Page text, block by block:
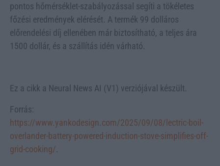
pontos hőmérséklet-szabályozással segíti a tökéletes
főzési eredmények elérését. A termék 99 dolláros
előrendelési díj ellenében már biztosítható, a teljes ára
1500 dollár, és a szállítás idén várható.
Ez a cikk a Neural News AI (V1) verziójával készült.
Forrás:
https://www.yankodesign.com/2025/09/08/lectric-boil-
overlander-battery-powered-induction-stove-simplifies-off-
grid-cooking/.